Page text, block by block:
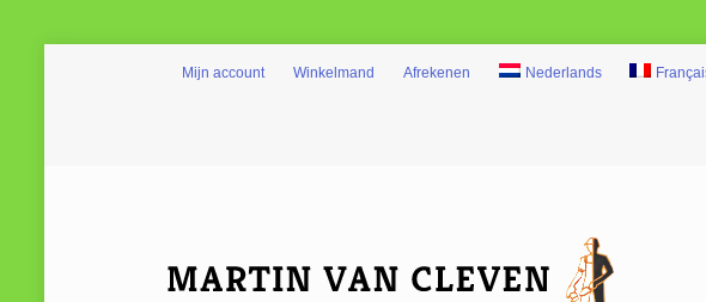
Mijn account Winkelmand Afrekenen Nederlands